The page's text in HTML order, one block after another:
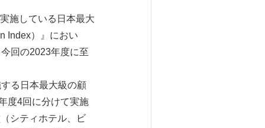
施している日本最大
Index）』におい
回の2023年度に至
る日本最大級の顧
度4回に分けて実施
シティホテル、ビ